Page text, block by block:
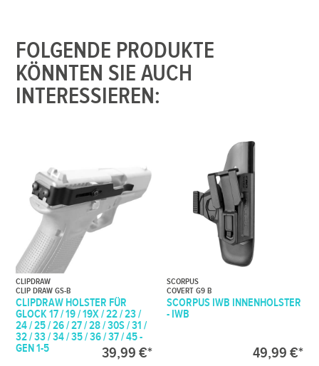
FOLGENDE PRODUKTE
KÖNNTEN SIE AUCH
INTERESSIEREN:
CLIPDRAW
CLIP DRAW GS-B
CLIPDRAW HOLSTER FÜR
GLOCK 17 / 19 / 19X / 22 / 23 /
24 / 25 / 26 / 27 / 28 / 30S / 31 /
32 / 33 / 34 / 35 / 36 / 37 / 45 -
GEN 1-5
39,99 €*
SCORPUS
COVERT G9 B
SCORPUS IWB INNENHOLSTER
- IWB
49,99 €*